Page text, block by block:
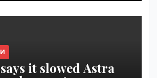
it slowed Astra